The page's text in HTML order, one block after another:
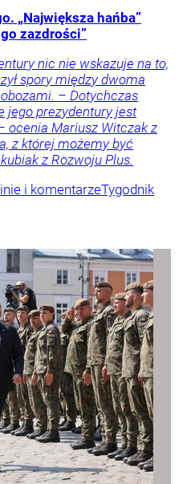
„Największa hańba”
go zazdrości”
nic nie wskazuje na to,
spory między dwoma
– Dotychczas
jego prezydentury jest
ocenia Mariusz Witczak z
z której możemy być
z Rozwoju Plus.
i komentarzeTygodnik